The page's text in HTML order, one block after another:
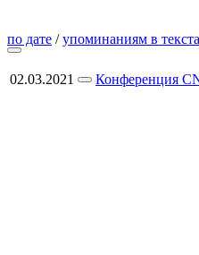
по дате /упоминаниям в
02.03.2021 Конференция